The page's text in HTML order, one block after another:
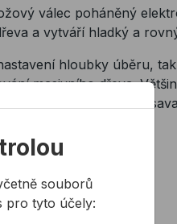
válec poháněný
a vytváří hladký a
hloubky úběru,
masivního dřeva.
průmyslového
souborů
pro tyto účely: